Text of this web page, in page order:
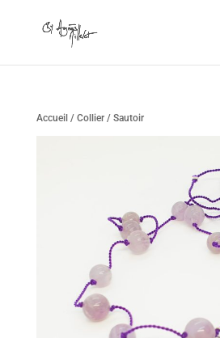
Accueil / Collier/ Sautoir